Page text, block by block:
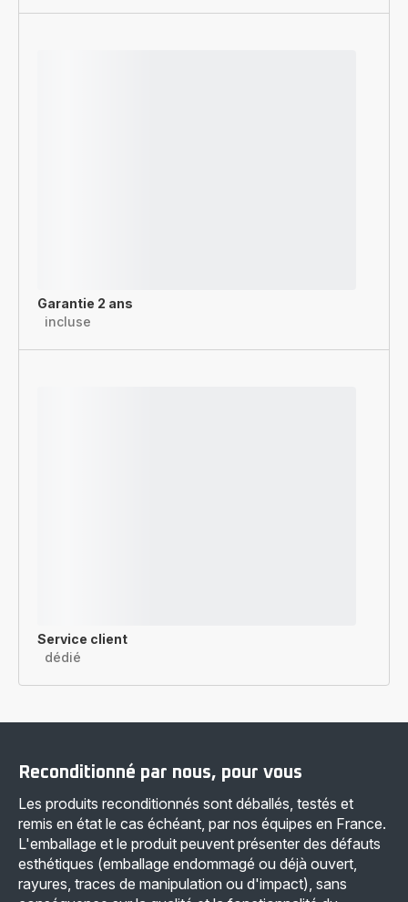
Garantie 2 ans
incluse
Service client
dédié
Reconditionné par nous, pour vous
Les produits reconditionnés sont déballés, testés et
remis en état le cas échéant, par nos équipes en France.
L'emballage et le produit peuvent présenter des défauts
esthétiques (emballage endommagé ou déjà ouvert,
rayures, traces de manipulation ou d'impact), sans